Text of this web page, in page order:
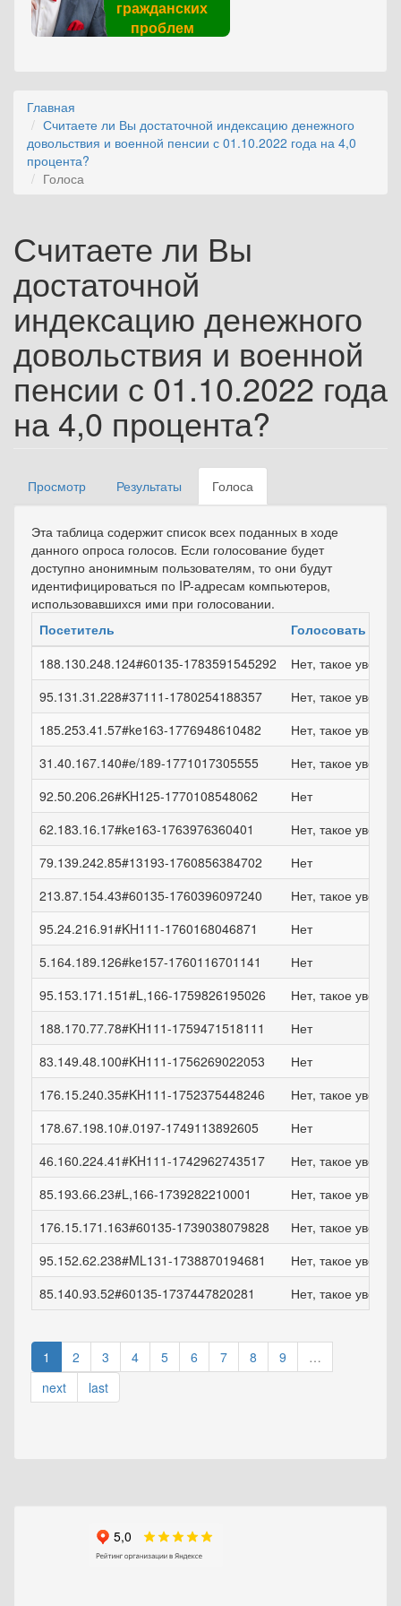
гражданских
проблем
Главная
Считаете ли Вы достаточной индексацию денежного
довольствия и военной пенсии с 01.10.2022 года на 4,0
процента?
Голоса
Считаете ли Вы
достаточной
индексацию денежного
довольствия и военной
пенсии с 01.10.2022 года
на 4,0 процента?
Главные вкладки
Просмотр Результаты Голоса
вкладка)
Эта таблица содержит список всех поданных в ходе
данного опроса голосов. Если голосование будет
доступно анонимным пользователям, то они будут
идентифицироваться по IP-адресам компьютеров,
использовавшихся ими при голосовании.
Посетитель
Голосовать
188.130.248.124#60135-1783591545292
Нет, такое
95.131.31.228#37111-1780254188357
Нет, такое
185.253.41.57#ke163-1776948610482
Нет, такое
31.40.167.140#e/189-1771017305555
Нет, такое
92.50.206.26#KH125-1770108548062
Нет
62.183.16.17#ke163-1763976360401
Нет, такое
79.139.242.85#13193-1760856384702
Нет
213.87.154.43#60135-1760396097240
Нет, такое
95.24.216.91#KH111-1760168046871
Нет
5.164.189.126#ke157-1760116701141
Нет
95.153.171.151#L,166-1759826195026
Нет, такое
188.170.77.78#KH111-1759471518111
Нет
83.149.48.100#KH111-1756269022053
Нет
176.15.240.35#KH111-1752375448246
Нет, такое
178.67.198.10#.0197-1749113892605
Нет
46.160.224.41#KH111-1742962743517
Нет, такое
85.193.66.23#L,166-1739282210001
Нет, такое
176.15.171.163#60135-1739038079828
Нет, такое
95.152.62.238#ML131-1738870194681
Нет, такое
85.140.93.52#60135-1737447820281
Нет, такое
1 2 3 4 5 6 7 8 9
…
next
last